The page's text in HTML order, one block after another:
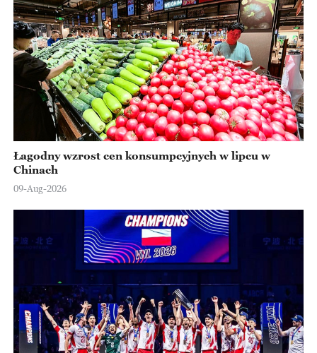
Łagodny wzrost cen konsumpcyjnych w lipcu w
Chinach
09-Aug-2026